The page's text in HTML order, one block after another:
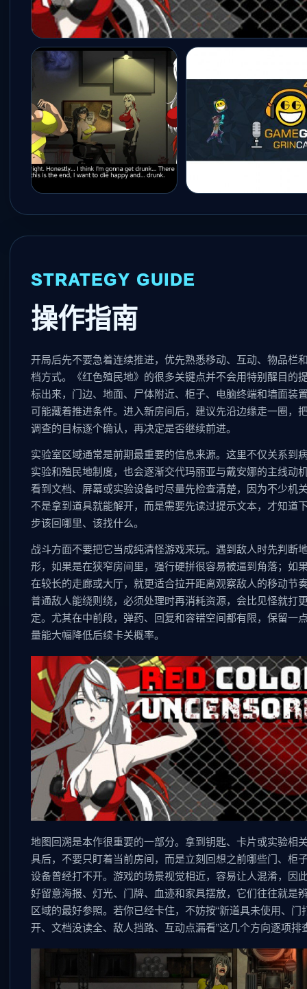
STRATEGY GUIDE
操作指南
开局后先不要急着连续推进，优先熟悉移动、互动、物品栏
档方式。《红色殖民地》的很多关键点并不会用特别醒目的
标出来，门边、地面、尸体附近、柜子、电脑终端和墙面装
可能藏着推进条件。进入新房间后，建议先沿边缘走一圈，
调查的目标逐个确认，再决定是否继续前进。
实验室区域通常是前期最重要的信息来源。这里不仅关系到
实验和殖民地制度，也会逐渐交代玛丽亚与戴安娜的主线动
看到文档、屏幕或实验设备时尽量先检查清楚，因为不少机
不是拿到道具就能解开，而是需要先读过提示文本，才知道
步该回哪里、该找什么。
战斗方面不要把它当成纯清怪游戏来玩。遇到敌人时先判断
形，如果是在狭窄房间里，强行硬拼很容易被逼到角落；如
在较长的走廊或大厅，就更适合拉开距离观察敌人的移动节
普通敌人能绕则绕，必须处理时再消耗资源，会比见怪就打
定。尤其在中前段，弹药、回复和容错空间都有限，保留一
量能大幅降低后续卡关概率。
地图回溯是本作很重要的一部分。拿到钥匙、卡片或实验相
具后，不要只盯着当前房间，而是立刻回想之前哪些门、柜
设备曾经打不开。游戏的场景视觉相近，容易让人混淆，因
好留意海报、灯光、门牌、血迹和家具摆放，它们往往就是
区域的最好参照。若你已经卡住，不妨按“新道具未使用、门
开、文档没读全、敌人挡路、互动点漏看”这几个方向逐项排